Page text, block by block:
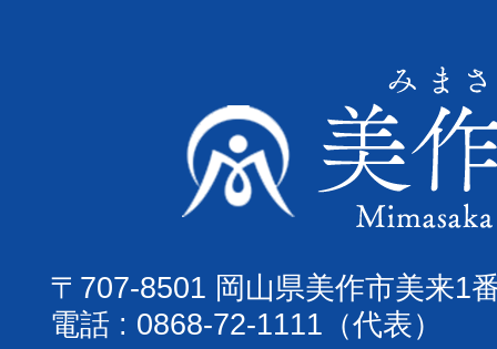
〒707-8501 岡山県美作市美来1
電話 : 0868-72-1111（代表）